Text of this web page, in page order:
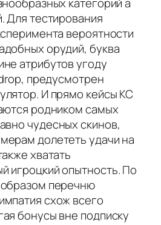
Для тестирования
вероятности
орудий, буква
атрибутов угоду
предусмотрен
И прямо кейсы КС
родником самых
чудесных скинов,
долететь удачи на
хватать
игроцкий опытность. По
перечню
схож всего
бонусы вне подписку